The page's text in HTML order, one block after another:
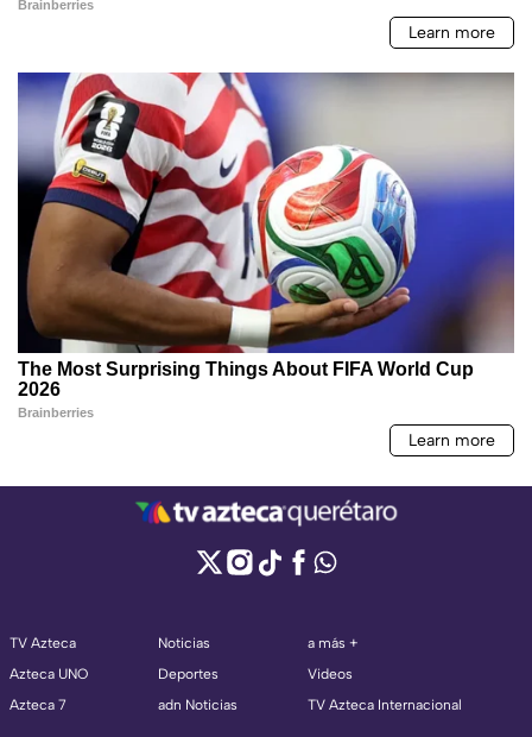
TV Azteca
Azteca UNO
Azteca 7
Noticias
Deportes
adn Noticias
a más +
Videos
TV Azteca Internacional